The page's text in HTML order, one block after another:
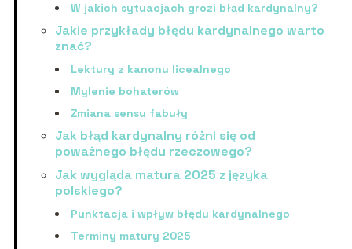
W jakich sytuacjach grozi błąd kardynalny?
Jakie przykłady błędu kardynalnego warto
znać?
Lektury z kanonu licealnego
Mylenie bohaterów
Zmiana sensu fabuły
Jak błąd kardynalny różni się od
poważnego błędu rzeczowego?
Jak wygląda matura 2025 z języka
polskiego?
Punktacja i wpływ błędu kardynalnego
Terminy matury 2025